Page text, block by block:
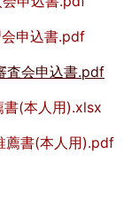
申込書.pdf
査会申込書.pdf
書(本人用).xlsx
薦書(本人用).pdf